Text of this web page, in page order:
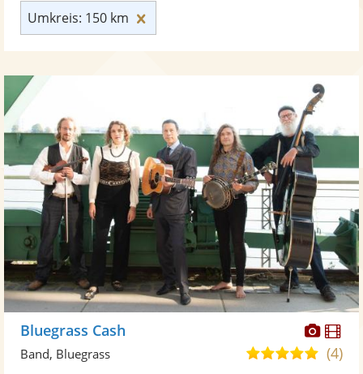
Umkreis: 150 km
Bluegrass Cash
4,9(4)
Band, Bluegrass